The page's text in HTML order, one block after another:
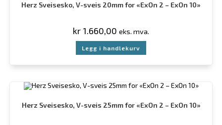
Herz Sveisesko, V-sveis 20mm for «ExOn 2 – ExOn 10»
kr 1.660,00 eks. mva.
Legg i handlekurv
Herz Sveisesko, V-sveis 25mm for «ExOn 2 – ExOn 10»